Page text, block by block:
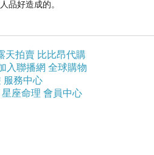
品好造成的。
天拍賣 比比昂代購
入聯播網 全球購物
服務中心
星座命理 會員中心